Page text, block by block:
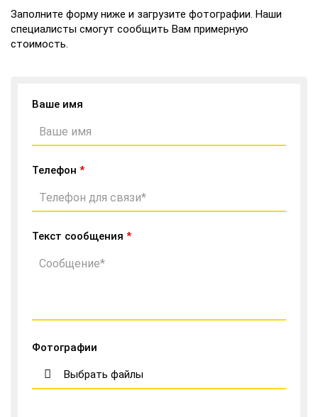
Заполните форму ниже и загрузите фотографии. Наши
специалисты смогут сообщить Вам примерную
стоимость.
Ваше имя
Телефон *
Текст сообщения *
Фотографии
Выбрать файлы